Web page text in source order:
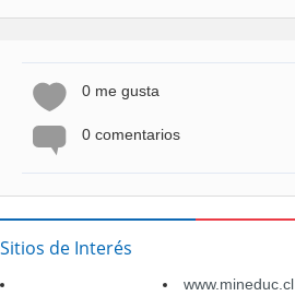
0 me gusta
0 comentarios
Sitios de Interés
www.mineduc.cl